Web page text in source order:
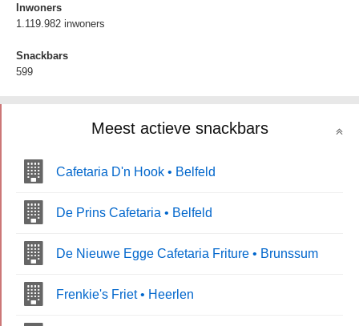
Inwoners
1.119.982 inwoners
Snackbars
599
Meest actieve snackbars
Cafetaria D'n Hook • Belfeld
De Prins Cafetaria • Belfeld
De Nieuwe Egge Cafetaria Friture • Brunssum
Frenkie's Friet • Heerlen